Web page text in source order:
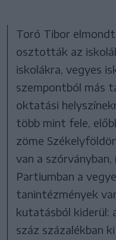
Toró Tibor
osztották az
iskolákra, vegyes
szempontból más
oktatási
több mint fele,
zöme
van a
Partiumban a
tanintézmények
kutatásból kiderül:
száz százalékban